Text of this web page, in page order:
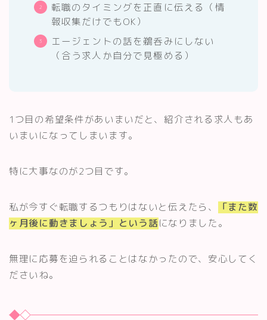
転職のタイミングを正直に伝える（情
報収集だけでもOK）
エージェントの話を鵜呑みにしない
（合う求人か自分で見極める）
1つ目の希望条件があいまいだと、紹介される求人もあ
いまいになってしまいます。
特に大事なのが2つ目です。
私が今すぐ転職するつもりはないと伝えたら、
「また数
ヶ月後に動きましょう」という話になりました。
無理に応募を迫られることはなかったので、安心してく
ださいね。